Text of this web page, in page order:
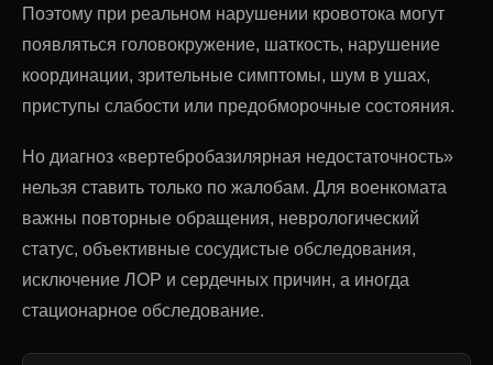
Поэтому при реальном нарушении кровотока могут
появляться головокружение, шаткость, нарушение
координации, зрительные симптомы, шум в ушах,
приступы слабости или предобморочные состояния.
Но диагноз «вертебробазилярная недостаточность»
нельзя ставить только по жалобам. Для военкомата
важны повторные обращения, неврологический
статус, объективные сосудистые обследования,
исключение ЛОР и сердечных причин, а иногда
стационарное обследование.